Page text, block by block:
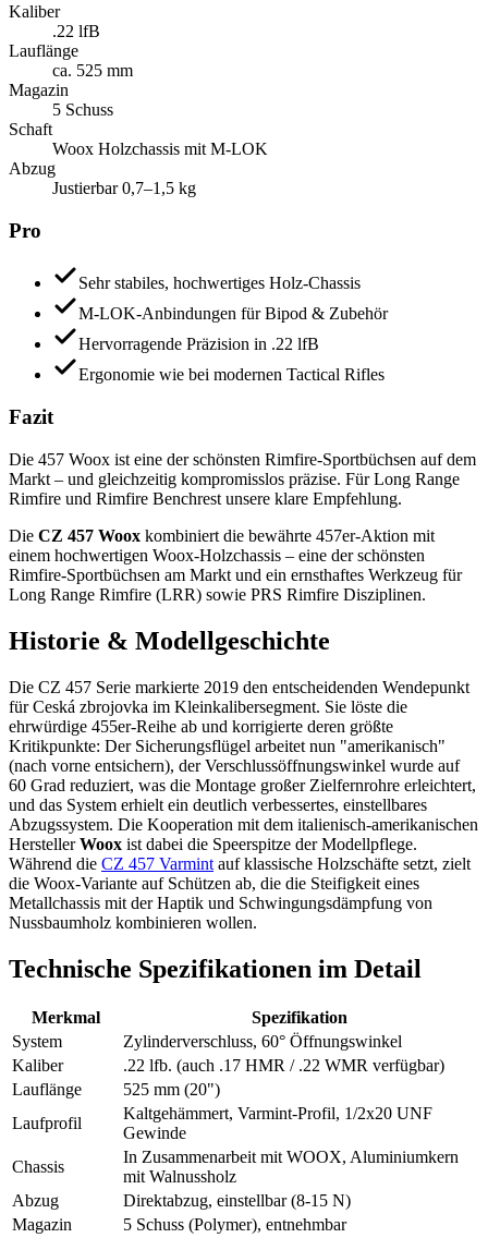
Kaliber
.22 lfB
Lauflänge
ca. 525 mm
Magazin
5 Schuss
Schaft
Woox Holzchassis mit M-LOK
Abzug
Justierbar 0,7–1,5 kg
Pro
Sehr stabiles, hochwertiges Holz-Chassis
M-LOK-Anbindungen für Bipod & Zubehör
Hervorragende Präzision in .22 lfB
Ergonomie wie bei modernen Tactical Rifles
Fazit
Die 457 Woox ist eine der schönsten Rimfire-Sportbüchsen auf dem
Markt – und gleichzeitig kompromisslos präzise. Für Long Range
Rimfire und Rimfire Benchrest unsere klare Empfehlung.
Die CZ 457 Woox kombiniert die bewährte 457er-Aktion mit
einem hochwertigen Woox-Holzchassis – eine der schönsten
Rimfire-Sportbüchsen am Markt und ein ernsthaftes Werkzeug für
Long Range Rimfire (LRR) sowie PRS Rimfire Disziplinen.
Historie & Modellgeschichte
Die CZ 457 Serie markierte 2019 den entscheidenden Wendepunkt
für Ceská zbrojovka im Kleinkalibersegment. Sie löste die
ehrwürdige 455er-Reihe ab und korrigierte deren größte
Kritikpunkte: Der Sicherungsflügel arbeitet nun "amerikanisch"
(nach vorne entsichern), der Verschlussöffnungswinkel wurde auf
60 Grad reduziert, was die Montage großer Zielfernrohre erleichtert,
und das System erhielt ein deutlich verbessertes, einstellbares
Abzugssystem. Die Kooperation mit dem italienisch-amerikanischen
HerstellerWoox ist dabei die Speerspitze der Modellpflege.
Während die CZ 457 Varmint auf klassische Holzschäfte setzt, zielt
die Woox-Variante auf Schützen ab, die die Steifigkeit eines
Metallchassis mit der Haptik und Schwingungsdämpfung von
Nussbaumholz kombinieren wollen.
Technische Spezifikationen im Detail
Merkmal
Spezifikation
System
Zylinderverschluss, 60° Öffnungswinkel
Kaliber
.22 lfb. (auch .17 HMR / .22 WMR verfügbar)
Lauflänge
525 mm (20")
Laufprofil
Kaltgehämmert, Varmint-Profil, 1/2x20 UNF
Gewinde
Chassis
In Zusammenarbeit mit WOOX, Aluminiumkern
mit Walnussholz
Abzug
Direktabzug, einstellbar (8-15 N)
Magazin
5 Schuss (Polymer), entnehmbar